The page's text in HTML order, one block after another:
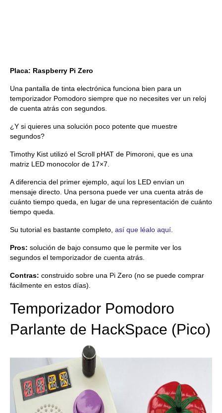
Placa: Raspberry Pi Zero
Una pantalla de tinta electrónica funciona bien para un
temporizador Pomodoro siempre que no necesites ver un reloj
de cuenta atrás con segundos.
¿Y si quieres una solución poco potente que muestre
segundos?
Timothy Kist utilizó el Scroll pHAT de Pimoroni, que es una
matriz LED monocolor de 17×7.
A diferencia del primer ejemplo, aquí los LED envían un
mensaje directo. Una persona puede ver una cuenta atrás de
cuánto tiempo queda, en lugar de una representación de cuánto
tiempo queda.
Su tutorial es bastante completo, así que léalo aquí.
Pros: solución de bajo consumo que le permite ver los
segundos el temporizador de cuenta atrás.
Contras: construido sobre una Pi Zero (no se puede comprar
fácilmente en estos días).
Temporizador Pomodoro
Parlante de HackSpace (Pico)